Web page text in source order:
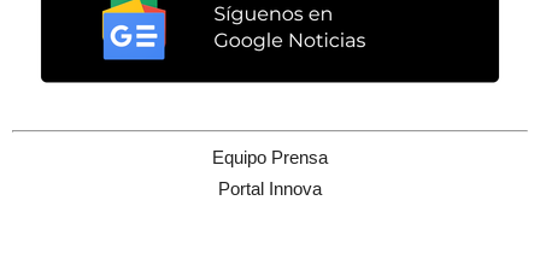
Equipo Prensa
Portal Innova